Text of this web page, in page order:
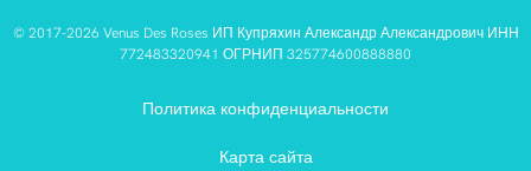
© 2017-2026 Venus Des Roses ИП Купряхин Александр Александрович ИНН
772483320941 ОГРНИП 325774600888880
Политика конфиденциальности
Карта сайта